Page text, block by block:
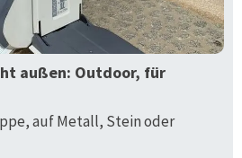
außen: Outdoor, für
auf Metall, Stein oder